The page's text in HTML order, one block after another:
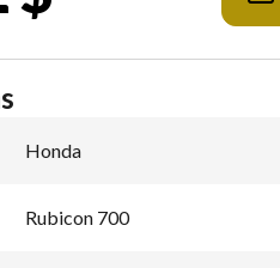
Honda
Rubicon 700